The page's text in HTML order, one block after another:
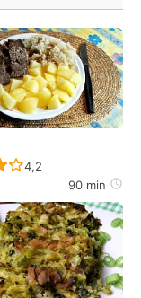
Recept ještě nebyl
4,2
90 min